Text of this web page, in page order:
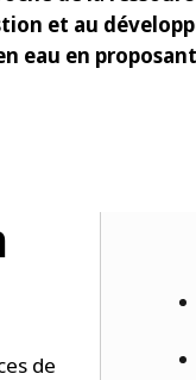
et au
eau en
de